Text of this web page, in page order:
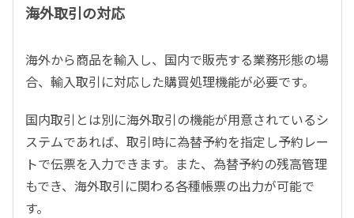
海外取引の対応
海外から商品を輸入し、国内で販売する業務形態の場
合、輸入取引に対応した購買処理機能が必要です。
国内取引とは別に海外取引の機能が用意されているシ
ステムであれば、取引時に為替予約を指定し予約レー
トで伝票を入力できます。また、為替予約の残高管理
もでき、海外取引に関わる各種帳票の出力が可能で
す。